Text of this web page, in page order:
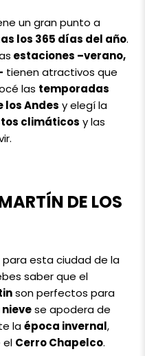
un gran punto a
los 365 días del año.
estaciones –verano,
tienen atractivos que
las temporadas
los Andes y elegí la
climáticos y las
DE LOS
para esta ciudad de la
saber que el
son perfectos para
nievese apodera de
laépoca invernal,
el Cerro Chapelco.